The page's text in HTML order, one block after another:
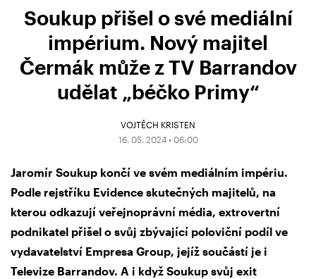
Soukup přišel o své mediální
impérium. Nový majitel
Čermák může z TV Barrandov
udělat „béčko Primy“
VOJTĚCH KRISTEN
16. 05. 2024 • 06:00
Jaromír Soukup končí ve svém mediálním impériu.
Podle rejstříku Evidence skutečných majitelů, na
kterou odkazují veřejnoprávní média, extrovertní
podnikatel přišel o svůj zbývající poloviční podíl ve
vydavatelství Empresa Group, jejíž součástí je i
Televize Barrandov. A i když Soukup svůj exit